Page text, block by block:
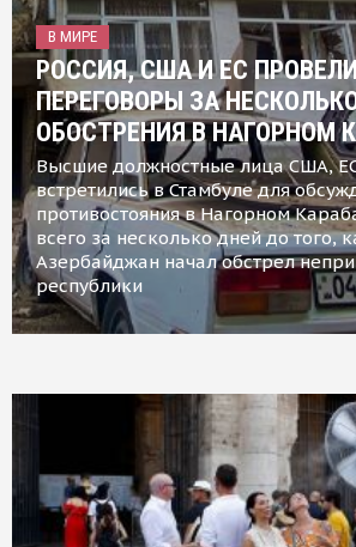
В МИРЕ
РОССИЯ, США И ЕС
ПЕРЕГОВОРЫ ЗА
ОБОСТРЕНИЯ В НАГОРНОМ
Высшие должностные лица США,
встретились в Стамбуле для
противостояния в Нагорном
всего за несколько дней до того,
Азербайджан начал обстрел
республики